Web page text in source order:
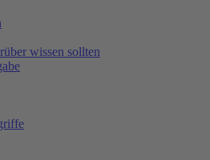
wissen sollten